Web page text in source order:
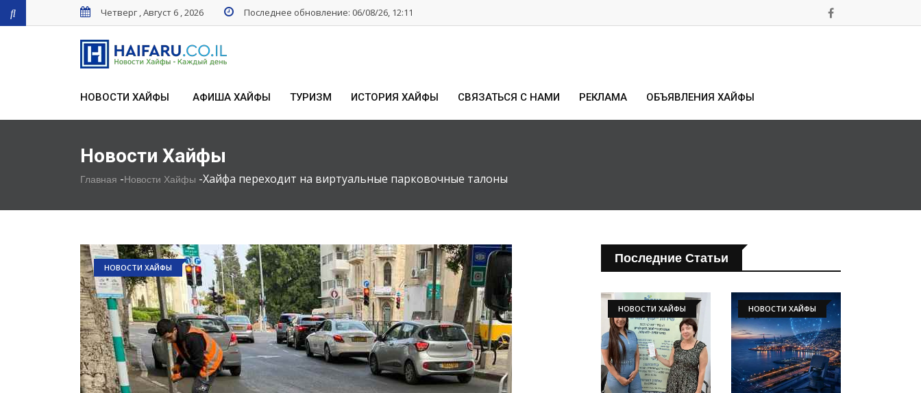
Четверг , Август 6 , 2026 Последнее обновление: 06/08/26, 12:11
НОВОСТИ ХАЙФЫ АФИША ХАЙФЫ ТУРИЗМ ИСТОРИЯ ХАЙФЫ СВЯЗАТЬСЯ С НАМИ РЕКЛАМА ОБЪЯВЛЕНИЯ ХАЙФЫ
Новости Хайфы
Главная -Новости Хайфы -Хайфа переходит на виртуальные парковочные талоны
НОВОСТИ ХАЙФЫ
Последние Статьи
НОВОСТИ ХАЙФЫ НОВОСТИ ХАЙФЫ